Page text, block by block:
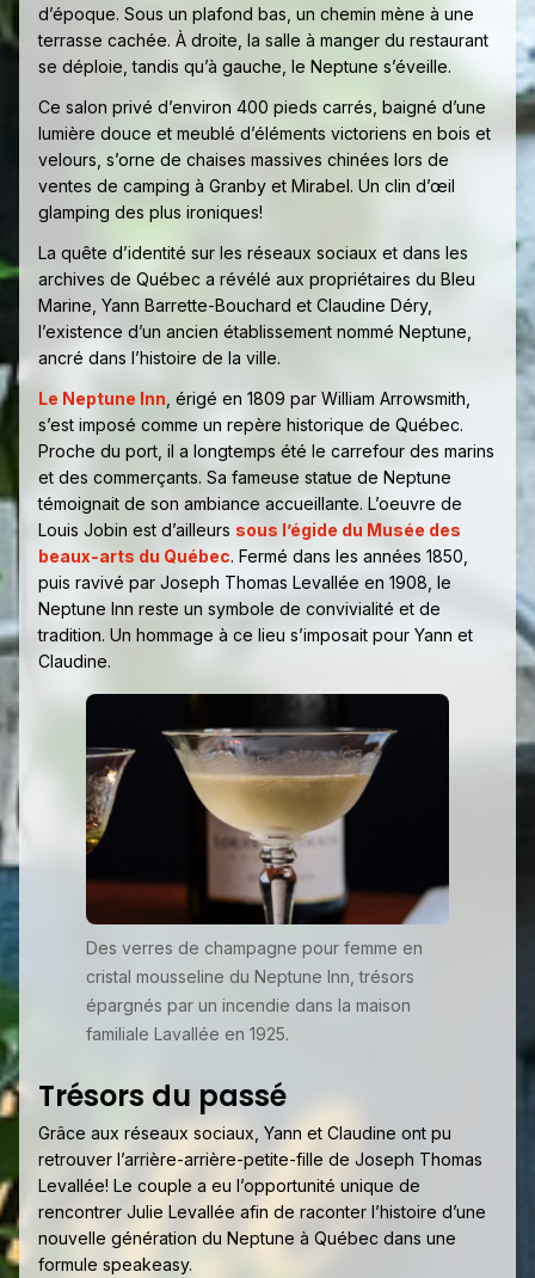
d’époque. Sous un plafond bas, un chemin mène à une
terrasse cachée. À droite, la salle à manger du restaurant
se déploie, tandis qu’à gauche, le Neptune s’éveille.
Ce salon privé d’environ 400 pieds carrés, baigné d’une
lumière douce et meublé d’éléments victoriens en bois et
velours, s’orne de chaises massives chinées lors de
ventes de camping à Granby et Mirabel. Un clin d’œil
glamping des plus ironiques!
La quête d’identité sur les réseaux sociaux et dans les
archives de Québec a révélé aux propriétaires du Bleu
Marine, Yann Barrette-Bouchard et Claudine Déry,
l’existence d’un ancien établissement nommé Neptune,
ancré dans l’histoire de la ville.
Le Neptune Inn , érigé en 1809 par William Arrowsmith,
s’est imposé comme un repère historique de Québec.
Proche du port, il a longtemps été le carrefour des marins
et des commerçants. Sa fameuse statue de Neptune
témoignait de son ambiance accueillante. L’oeuvre de
Louis Jobin est d’ailleurs sous l’égide du Musée des
beaux-arts du Québec. Fermé dans les années 1850,
puis ravivé par Joseph Thomas Levallée en 1908, le
Neptune Inn reste un symbole de convivialité et de
tradition. Un hommage à ce lieu s’imposait pour Yann et
Claudine.
Des verres de champagne pour femme en
cristal mousseline du Neptune Inn, trésors
épargnés par un incendie dans la maison
familiale Lavallée en 1925.
Trésors du passé
Grâce aux réseaux sociaux, Yann et Claudine ont pu
retrouver l’arrière-arrière-petite-fille de Joseph Thomas
Levallée! Le couple a eu l’opportunité unique de
rencontrer Julie Levallée afin de raconter l’histoire d’une
nouvelle génération du Neptune à Québec dans une
formule speakeasy.